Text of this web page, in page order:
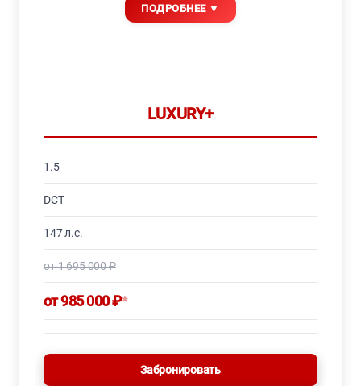
LUXURY+
1.5
DCT
147 л.с.
от 1 695 000 ₽
от 985 000 ₽*
Забронировать